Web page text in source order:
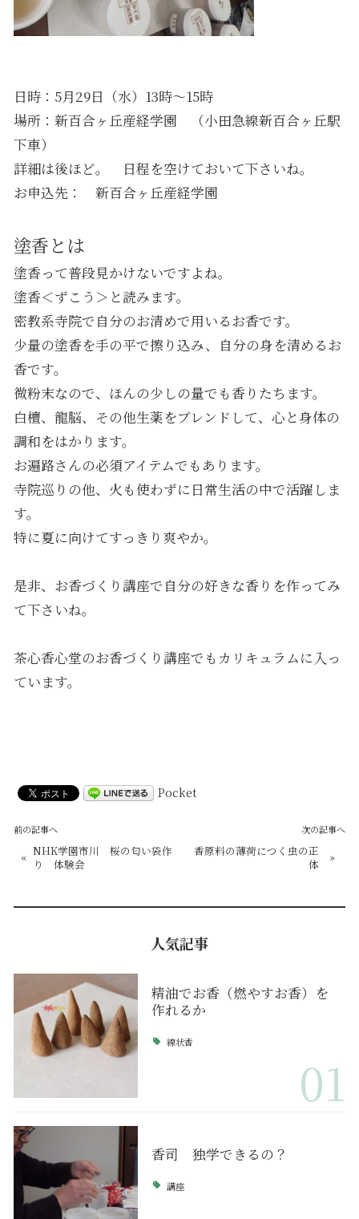
日時：5月29日（水）13時～15時
場所：新百合ヶ丘産経学園 （小田急線新百合ヶ丘駅
下車）
詳細は後ほど。 日程を空けておいて下さいね。
お申込先： 新百合ヶ丘産経学園
塗香とは
塗香って普段見かけないですよね。
塗香＜ずこう＞と読みます。
密教系寺院で自分のお清めで用いるお香です。
少量の塗香を手の平で擦り込み、自分の身を清めるお
香です。
微粉末なので、ほんの少しの量でも香りたちます。
白檀、龍脳、その他生薬をブレンドして、心と身体の
調和をはかります。
お遍路さんの必須アイテムでもあります。
寺院巡りの他、火も使わずに日常生活の中で活躍しま
す。
特に夏に向けてすっきり爽やか。
是非、お香づくり講座で自分の好きな香りを作ってみ
て下さいね。
茶心香心堂のお香づくり講座でもカリキュラムに入っ
ています。
Pocket
前の記事へ
« NHK学園市川 桜の匂い袋作
り 体験会
次の記事へ
香原料の薄荷につく虫の正
体
»
人気記事
精油でお香（燃やすお香）を
作れるか
線状香
01
香司 独学できるの？
講座